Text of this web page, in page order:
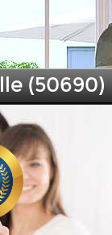
(50690)
000